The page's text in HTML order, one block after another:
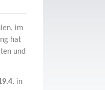
im
hat
und
in